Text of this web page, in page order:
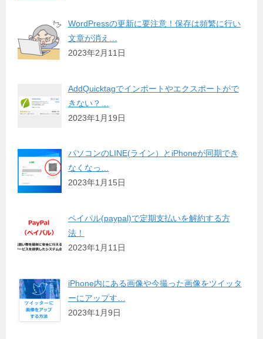
WordPressの更新に要注意！保存は頻繁に行い
文章が消え…
2023年2月11日
AddQuicktagでインポートやエクスポートがで
きない？…
2023年1月19日
パソコンのLINE(ライン）とiPhoneが同期でき
なくなっ…
2023年1月15日
ペイパル(paypal)で定期支払いを解約する方
法！
2023年1月11日
iPhone内にある画像や今撮った画像をツイッタ
ーにアップす…
2023年1月9日